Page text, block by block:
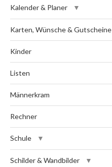
Kalender & Planer
Karten, Wünsche & Gutscheine
Kinder
Listen
Männerkram
Rechner
Schule
Schilder & Wandbilder